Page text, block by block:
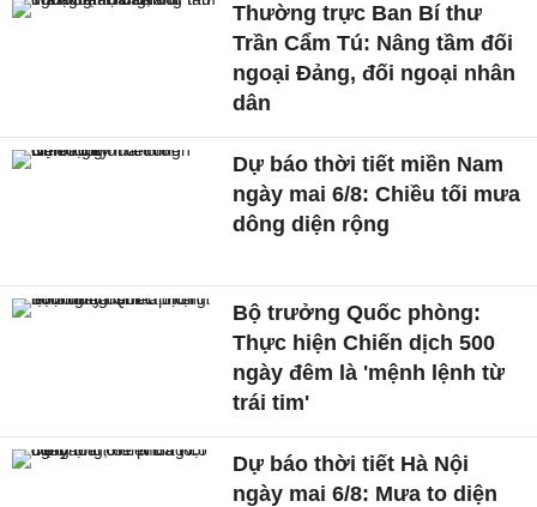
Thường trực Ban Bí thư
Trần Cẩm Tú: Nâng tầm đối
ngoại Đảng, đối ngoại nhân
dân
Dự báo thời tiết miền Nam
ngày mai 6/8: Chiều tối mưa
dông diện rộng
Bộ trưởng Quốc phòng:
Thực hiện Chiến dịch 500
ngày đêm là 'mệnh lệnh từ
trái tim'
Dự báo thời tiết Hà Nội
ngày mai 6/8: Mưa to diện